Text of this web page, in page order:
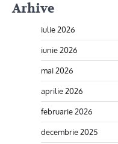
Arhive
iulie 2026
iunie 2026
mai 2026
aprilie 2026
februarie 2026
decembrie 2025